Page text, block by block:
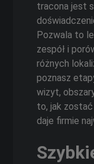
tracona jest
Pozwala to
zespół i
różnych
poznasz
wizyt,
to, jak
daje firmie